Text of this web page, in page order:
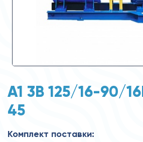
А1 3В 125/16-90/
45
Комплект поставки: